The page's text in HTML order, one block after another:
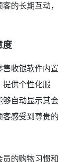
的长期互动，
度
收银软件内置
供个性化服
自动显示其会
感受到尊贵的
的购物习惯和